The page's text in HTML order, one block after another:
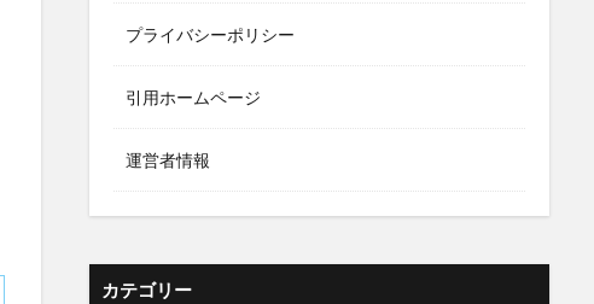
プライバシーポリシー
引用ホームページ
運営者情報
カテゴリー